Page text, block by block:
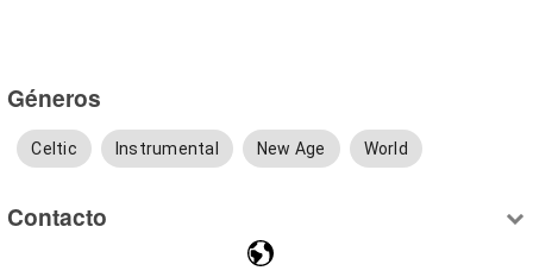
Géneros
Celtic Instrumental New Age World
Contacto